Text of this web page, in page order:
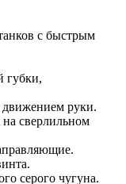
с быстрым
губки,
руки.
сверлильном
серого чугуна.